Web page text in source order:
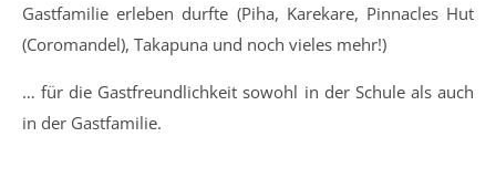
Gastfamilie erleben durfte (Piha, Karekare, Pinnacles Hut
(Coromandel), Takapuna und noch vieles mehr!)
… für die Gastfreundlichkeit sowohl in der Schule als auch
in der Gastfamilie.